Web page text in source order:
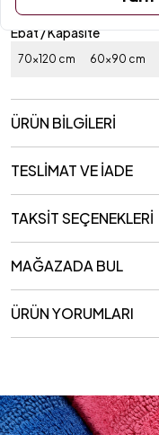
Ebat / Kapasite
70x120 cm 60x90 cm
ÜRÜN BİLGİLERİ
TESLİMAT VE İADE
TAKSİT SEÇENEKLERİ
MAĞAZADA BUL
ÜRÜN YORUMLARI